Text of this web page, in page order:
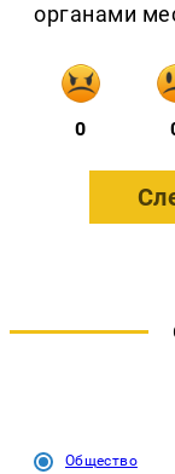
органами
0
Общество